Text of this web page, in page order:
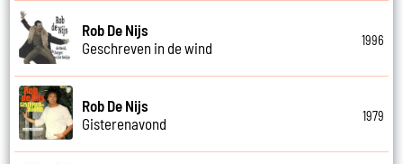
Rob De Nijs
Geschreven in de wind
1996
Rob De Nijs
Gisterenavond
1979